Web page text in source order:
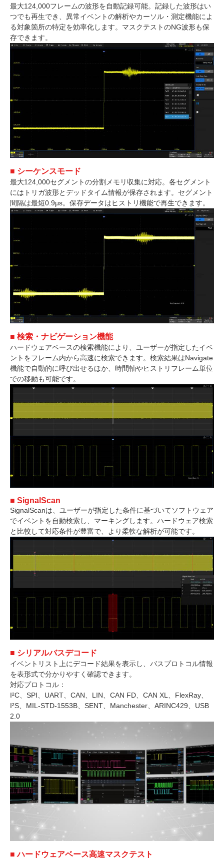
最大124,000フレームの波形を自動記録可能。記録した波形はい
つでも再生でき、異常イベントの解析やカーソル・測定機能によ
る対象箇所の特定を効率化します。マスクテストのNG波形も保
存できます。
■ シーケンスモード
最大124,000セグメントの分割メモリ収集に対応。各セグメント
にはトリガ波形とデッドタイム情報が保存されます。セグメント
間隔は最短0.9μs。保存データはヒストリ機能で再生できます。
■ 検索・ナビゲーション機能
ハードウェアベースの検索機能により、ユーザーが指定したイベ
ントをフレーム内から高速に検索できます。検索結果はNavigate
機能で自動的に呼び出せるほか、時間軸やヒストリフレーム単位
での移動も可能です。
■ SignalScan
SignalScanは、ユーザーが指定した条件に基づいてソフトウェア
でイベントを自動検索し、マーキングします。ハードウェア検索
と比較して対応条件が豊富で、より柔軟な解析が可能です。
■ シリアルバスデコード
イベントリスト上にデコード結果を表示し、バスプロトコル情報
を表形式で分かりやすく確認できます。
対応プロトコル：
I²C、SPI、UART、CAN、LIN、CAN FD、CAN XL、FlexRay、
I²S、MIL-STD-1553B、SENT、Manchester、ARINC429、USB
2.0
■ ハードウェアベース高速マスクテスト